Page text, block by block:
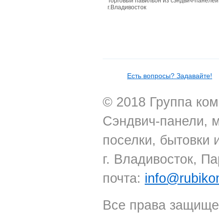
г.Владивосток
Есть вопросы? Задавайте!
© 2018 Группа
Сэндвич-панели,
поселки, бытовки
г. Владивосток,
почта:
Все права